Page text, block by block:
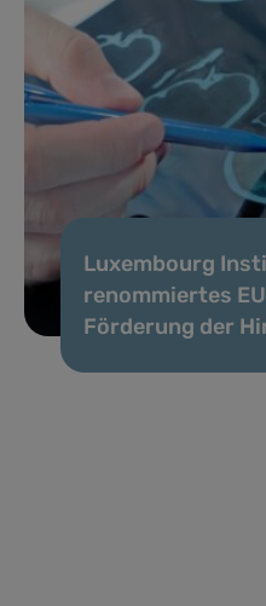
Luxembourg
renommiertes
Förderung der